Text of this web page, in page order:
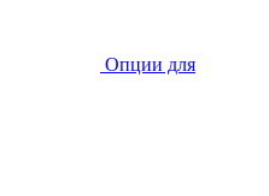
Опции для